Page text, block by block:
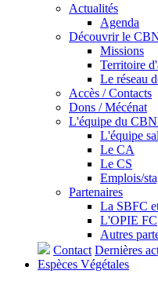
Actualités
Agenda
Découvrir le
Missions
Territoire
Le réseau
Accès / Contacts
Dons / Mécénat
L'équipe du
L'équipe
Le CA
Le CS
Emplois/
Partenaires
La SBFC
L'OPIE FC
Autres
Contact Dernières
Espèces Végétales